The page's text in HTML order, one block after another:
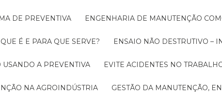
DE PREVENTIVA ENGENHARIA DE MANUTENÇÃO
É E PARA QUE SERVE? ENSAIO NÃO DESTRUTIVO
USANDO A PREVENTIVA EVITE ACIDENTES NO
NA AGROINDÚSTRIA GESTÃO DA MANUTENÇÃO,